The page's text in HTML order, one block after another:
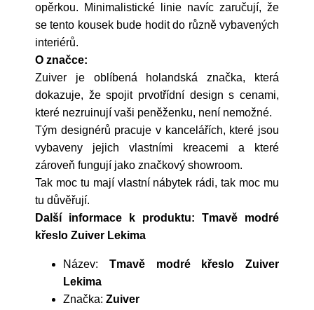
opěrkou. Minimalistické linie navíc zaručují, že
se tento kousek bude hodit do různě vybavených
interiérů.
O značce:
Zuiver je oblíbená holandská značka, která
dokazuje, že spojit prvotřídní design s cenami,
které nezruinují vaši peněženku, není nemožné.
Tým designérů pracuje v kancelářích, které jsou
vybaveny jejich vlastními kreacemi a které
zároveň fungují jako značkový showroom.
Tak moc tu mají vlastní nábytek rádi, tak moc mu
tu důvěřují.
Další informace k produktu: Tmavě modré
křeslo Zuiver Lekima
Název: Tmavě modré křeslo Zuiver
Lekima
Značka: Zuiver